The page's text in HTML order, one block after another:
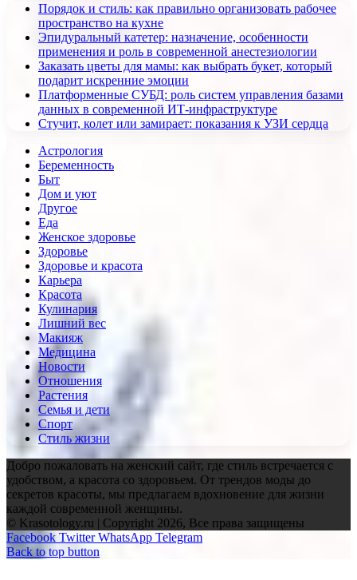
Порядок и стиль: как правильно организовать рабочее
пространство на кухне
Эпидуральный катетер: назначение, особенности
применения и роль в современной анестезиологии
Заказать цветы для мамы: как выбрать букет, который
подарит искренние эмоции
Платформенные СУБД: роль систем управления базами
данных в современной ИТ-инфраструктуре
Стучит, колет или замирает: показания к УЗИ сердца
Астрология
Беременность
Быт
Дом и уют
Другое
Еда
Женское здоровье
Здоровье
Здоровье и красота
Карьера
Красота
Кулинария
Лишний вес
Макияж
Медицина
Новости
Отношения
Растения
Семья и дети
Спорт
Стиль жизни
Добро пожаловать на женский сайт, где стиль встречается с
удобством, а красота со здоровьем. От трендов моды до
секретов красоты, мы предлагаем вдохновение для жизни
каждой современной женщины.
© Krasotology.ru | Copyright 2026, Все права защищены
Facebook Twitter WhatsApp Telegram
Back to top button